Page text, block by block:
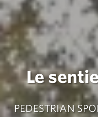
Le
PEDESTRIAN